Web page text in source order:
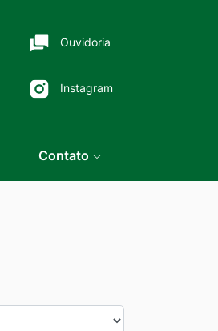
Ouvidoria
Instagram
Contato